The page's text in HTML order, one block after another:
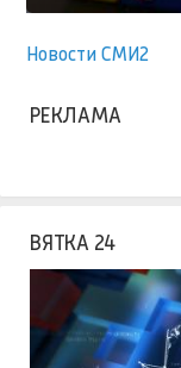
Новости СМИ2
РЕКЛАМА
ВЯТКА 24